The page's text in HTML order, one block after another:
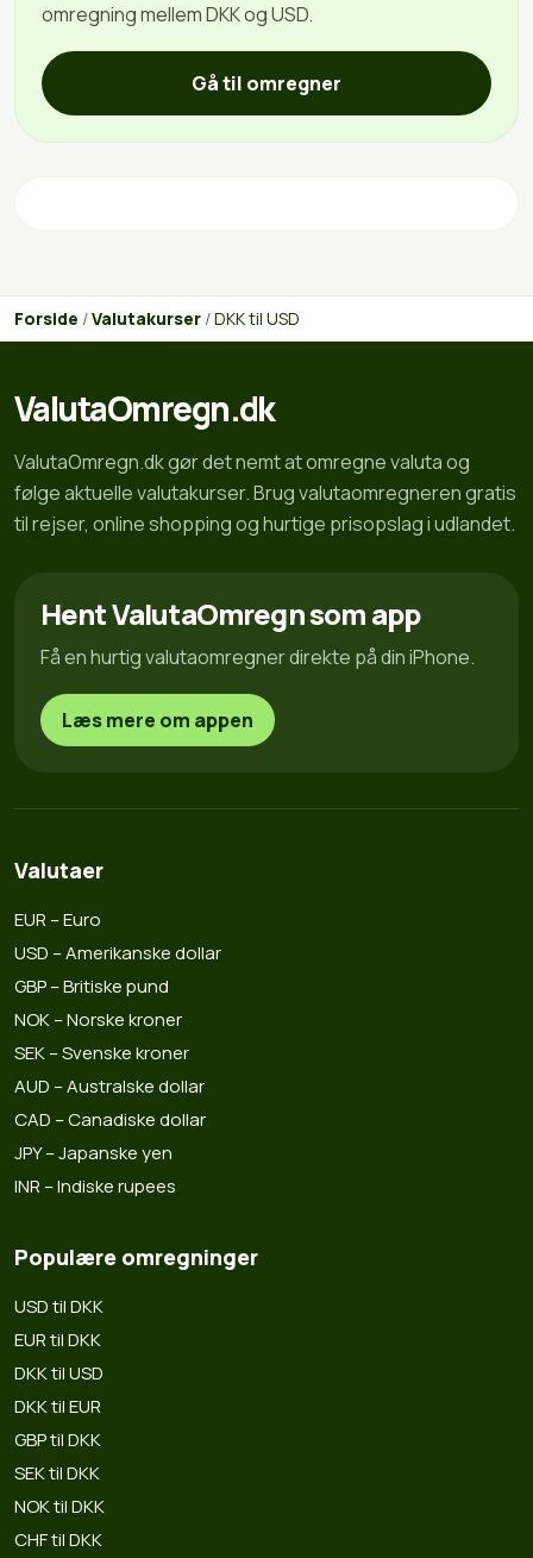
omregning mellem DKK og USD.
Gå til omregner
Forside /Valutakurser /DKK til USD
ValutaOmregn.dk
ValutaOmregn.dk gør det nemt at omregne valuta og
følge aktuelle valutakurser. Brug valutaomregneren gratis
til rejser, online shopping og hurtige prisopslag i udlandet.
Hent ValutaOmregn som app
Få en hurtig valutaomregner direkte på din iPhone.
Læs mere om appen
Valutaer
EUR – Euro
USD – Amerikanske dollar
GBP – Britiske pund
NOK – Norske kroner
SEK – Svenske kroner
AUD – Australske dollar
CAD – Canadiske dollar
JPY – Japanske yen
INR – Indiske rupees
Populære omregninger
USD til DKK
EUR til DKK
DKK til USD
DKK til EUR
GBP til DKK
SEK til DKK
NOK til DKK
CHF til DKK